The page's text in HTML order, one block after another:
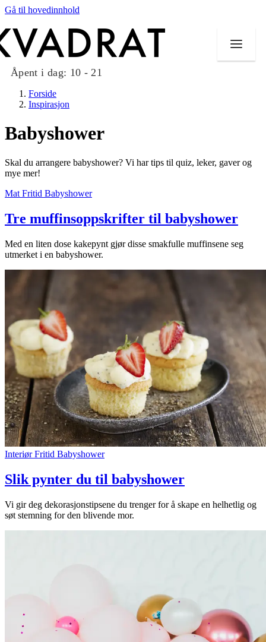
Gå til hovedinnhold
Åpent i dag: 10 - 21
Butikker
Mat og drikke
Taket på Kvadrat
Aktiviteter
Tilbud
Inspirasjon
Søk
Åpningstider
Praktisk informasjon
Ledige stillinger
Magasin
Forside
Inspirasjon
Babyshower
Skal du arrangere babyshower? Vi har tips til quiz, leker, gaver og
mye mer!
Mat Fritid Babyshower
Tre muffinsoppskrifter til babyshower
Med en liten dose kakepynt gjør disse smakfulle muffinsene seg
utmerket i en babyshower.
Interiør Fritid Babyshower
Slik pynter du til babyshower
Vi gir deg dekorasjonstipsene du trenger for å skape en helhetlig og
søt stemning for den blivende mor.